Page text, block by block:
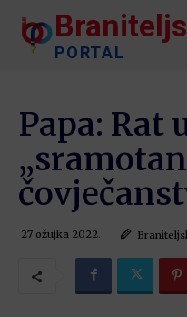
PORTAL
Papa: Rat
27 ožujka 2022.